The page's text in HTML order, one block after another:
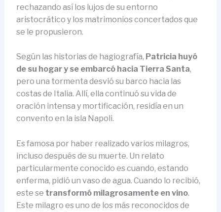
rechazando así los lujos de su entorno
aristocrático y los matrimonios concertados que
se le propusieron.
Según las historias de hagiografía, Patricia huyó
de su hogar y se embarcó hacia Tierra Santa,
pero una tormenta desvió su barco hacia las
costas de Italia. Allí, ella continuó su vida de
oración intensa y mortificación, residía en un
convento en la isla Napoli.
Es famosa por haber realizado varios milagros,
incluso después de su muerte. Un relato
particularmente conocido es cuando, estando
enferma, pidió un vaso de agua. Cuando lo recibió,
este se transformó milagrosamente en vino.
Este milagro es uno de los más reconocidos de